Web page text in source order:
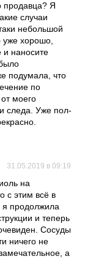
продавца? Я
случаи
небольшой
уже хорошо,
и наносите
подумала, что
по
моего
следа. Уже пол-
31.05.2019 в 09:19
на
с этим всё в
я продолжила
и теперь
Сосуды
ничего не
а